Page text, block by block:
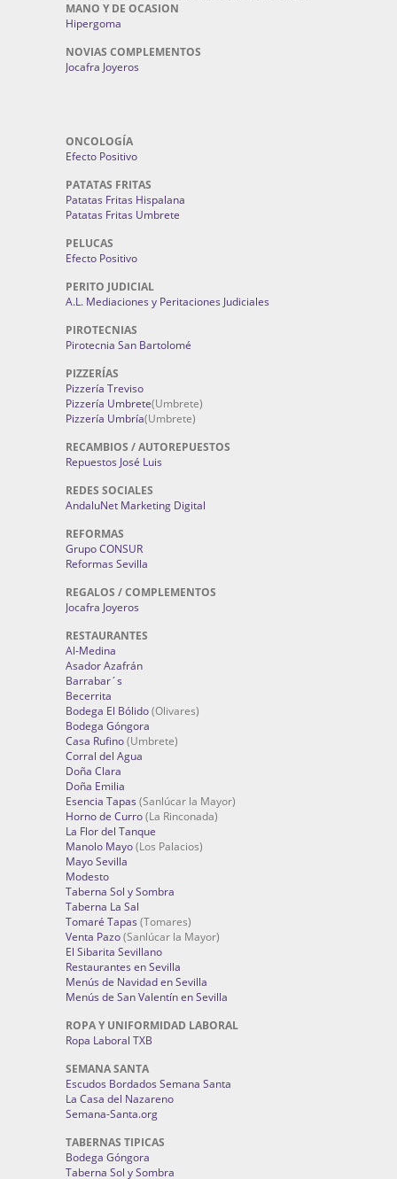
MANO Y DE OCASION
Hipergoma
NOVIAS COMPLEMENTOS
Jocafra Joyeros
ONCOLOGÍA
Efecto Positivo
PATATAS FRITAS
Patatas Fritas Hispalana
Patatas Fritas Umbrete
PELUCAS
Efecto Positivo
PERITO JUDICIAL
A.L. Mediaciones y Peritaciones Judiciales
PIROTECNIAS
Pirotecnia San Bartolomé
PIZZERÍAS
Pizzería Treviso
Pizzería Umbrete(Umbrete)
Pizzería Umbría(Umbrete)
RECAMBIOS / AUTOREPUESTOS
Repuestos José Luis
REDES SOCIALES
AndaluNet Marketing Digital
REFORMAS
Grupo CONSUR
Reformas Sevilla
REGALOS / COMPLEMENTOS
Jocafra Joyeros
RESTAURANTES
Al-Medina
Asador Azafrán
Barrabar´s
Becerrita
Bodega El Bólido(Olivares)
Bodega Góngora
Casa Rufino(Umbrete)
Corral del Agua
Doña Clara
Doña Emilia
Esencia Tapas (Sanlúcar la Mayor)
Horno de Curro(La Rinconada)
La Flor del Tanque
Manolo Mayo(Los Palacios)
Mayo Sevilla
Modesto
Taberna Sol y Sombra
Taberna La Sal
Tomaré Tapas (Tomares)
Venta Pazo(Sanlúcar la Mayor)
El Sibarita Sevillano
Restaurantes en Sevilla
Menús de Navidad en Sevilla
Menús de San Valentín en Sevilla
ROPA Y UNIFORMIDAD LABORAL
Ropa Laboral TXB
SEMANA SANTA
Escudos Bordados Semana Santa
La Casa del Nazareno
Semana-Santa.org
TABERNAS TIPICAS
Bodega Góngora
Taberna Sol y Sombra